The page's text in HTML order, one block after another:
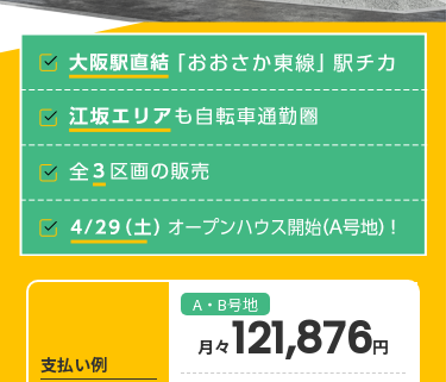
オーナーの皆様
問い合わせ
ご来店予約はこちら
支払い例
A・B号地
月々121,876円